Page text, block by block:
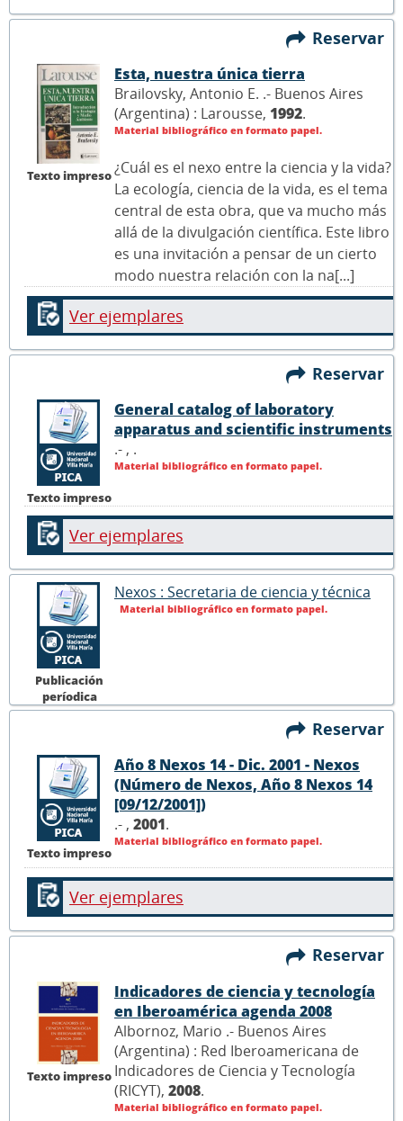
Reservar
Texto impreso
Esta, nuestra única tierra
Brailovsky, Antonio E. .- Buenos Aires
(Argentina) : Larousse, 1992.
Material bibliográfico en formato papel.
¿Cuál es el nexo entre la ciencia y la vida?
La ecología, ciencia de la vida, es el tema
central de esta obra, que va mucho más
allá de la divulgación científica. Este libro
es una invitación a pensar de un cierto
modo nuestra relación con la na[...]
Ver ejemplares
Reservar
Texto impreso
General catalog of laboratory
apparatus and scientific instruments
.- , .
Material bibliográfico en formato papel.
Ver ejemplares
Publicación
períodica
Nexos : Secretaria de ciencia y técnica
Material bibliográfico en formato papel.
Reservar
Texto impreso
Año 8 Nexos 14 - Dic. 2001 - Nexos
(Número de Nexos, Año 8 Nexos 14
[09/12/2001])
.- , 2001.
Material bibliográfico en formato papel.
Ver ejemplares
Reservar
Texto impreso
Indicadores de ciencia y tecnología
en Iberoamérica agenda 2008
Albornoz, Mario .- Buenos Aires
(Argentina) : Red Iberoamericana de
Indicadores de Ciencia y Tecnología
(RICYT), 2008.
Material bibliográfico en formato papel.